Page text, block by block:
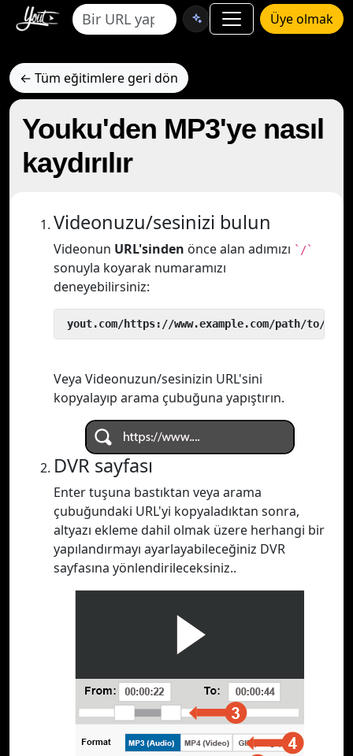
Üye olmak
← Tüm eğitimlere geri dön
Youku'den MP3'ye nasıl
kaydırılır
Videonuzu/sesinizi bulun
Videonun URL'sinden önce alan adımızı `/`
sonuyla koyarak numaramızı
deneyebilirsiniz:
yout.com/https://www.example.com/path/to/
Veya Videonuzun/sesinizin URL'sini
kopyalayıp arama çubuğuna yapıştırın.
DVR sayfası
Enter tuşuna bastıktan veya arama
çubuğundaki URL'yi kopyaladıktan sonra,
altyazı ekleme dahil olmak üzere herhangi bir
yapılandırmayı ayarlayabileceğiniz DVR
sayfasına yönlendirileceksiniz..